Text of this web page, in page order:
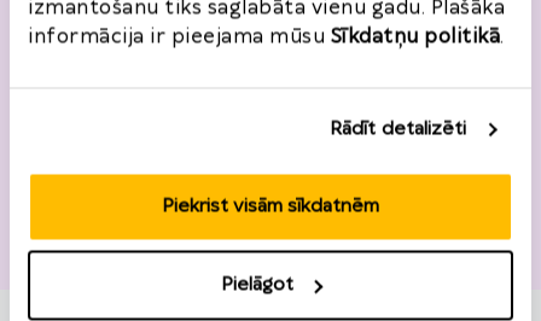
izmantošanu tiks saglabāta vienu gadu. Plašāka
informācija ir pieejama mūsu Sīkdatņu politikā.
Rādīt detalizēti
Piekrist visām sīkdatnēm
Pielāgot
Preces*
Pievienot preci